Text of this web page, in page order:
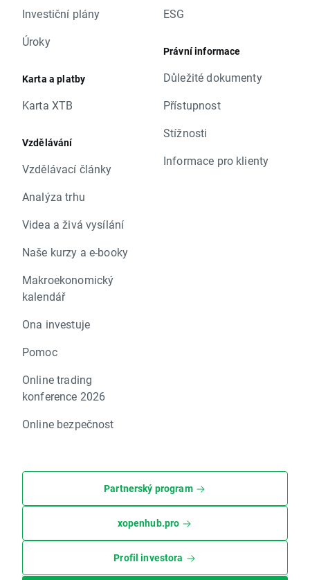
Investiční plány
Úroky
Karta a platby
Karta XTB
Vzdělávání
Vzdělávací články
Analýza trhu
Videa a živá vysílání
Naše kurzy a e-booky
Makroekonomický
kalendář
Ona investuje
Pomoc
Online trading
konference 2026
Online bezpečnost
ESG
Právní informace
Důležité dokumenty
Přístupnost
Stížnosti
Informace pro klienty
Partnerský program
xopenhub.pro
Profil investora